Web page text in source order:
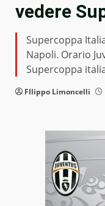
vedere
Supercoppa
Napoli. Orario
Supercoppa
FIlippo Limoncelli